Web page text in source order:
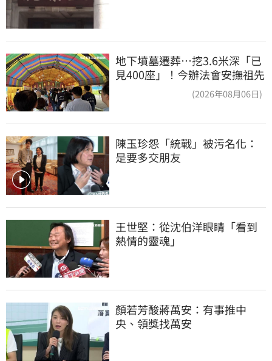
地下墳墓遷葬…挖3.6米深「已
見400座」！今辦法會安撫祖先
(2026年08月06日)
陳玉珍怨「統戰」被污名化：
是要多交朋友
王世堅：從沈伯洋眼睛「看到
熱情的靈魂」
顏若芳酸蔣萬安：有事推中
央、領獎找萬安